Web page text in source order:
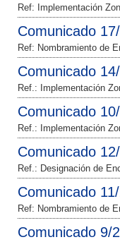
Ref: Implementación
Comunicado
Ref: Nombramiento de
Comunicado
Ref.: Implementación
Comunicado
Ref.: Implementación
Comunicado
Ref.: Designación de
Comunicado
Ref: Nombramiento de
Comunicado 9/